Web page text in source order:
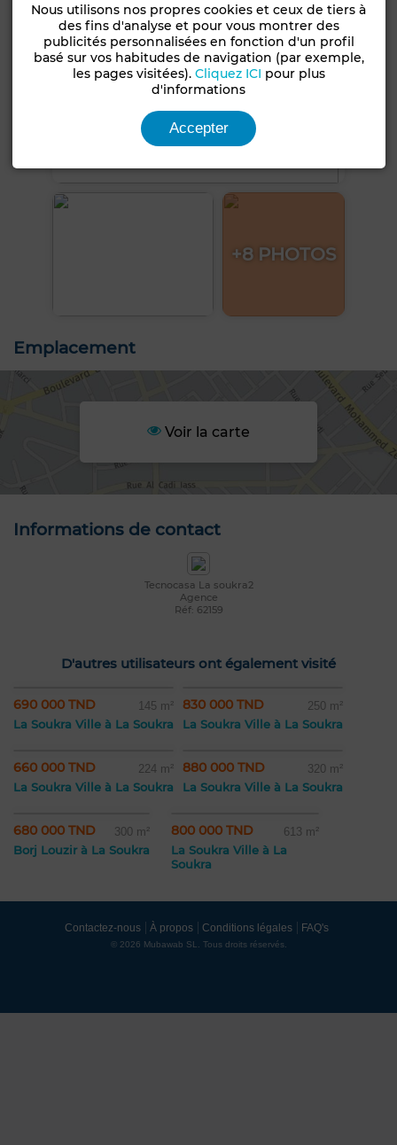
+8 PHOTOS
Emplacement
Voir la carte
Informations de contact
Tecnocasa La soukra2
Agence
Réf: 62159
D'autres utilisateurs ont également visité
690 000 TND 145 m²
La Soukra Ville à La Soukra
830 000 TND 250 m²
La Soukra Ville à La Soukra
660 000 TND 224 m²
La Soukra Ville à La Soukra
880 000 TND 320 m²
La Soukra Ville à La Soukra
680 000 TND 300 m²
Borj Louzir à La Soukra
800 000 TND 613 m²
La Soukra Ville à La
Soukra
Contactez-nous À propos Conditions légales FAQ's
© 2026 Mubawab SL. Tous droits réservés.
Nous utilisons nos propres cookies et ceux de tiers à
des fins d'analyse et pour vous montrer des
publicités personnalisées en fonction d'un profil
basé sur vos habitudes de navigation (par exemple,
les pages visitées). Cliquez ICI pour plus
d'informations
Accepter